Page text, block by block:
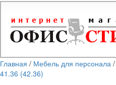
Главная / Мебель для персонала /
41.36 (42.36)